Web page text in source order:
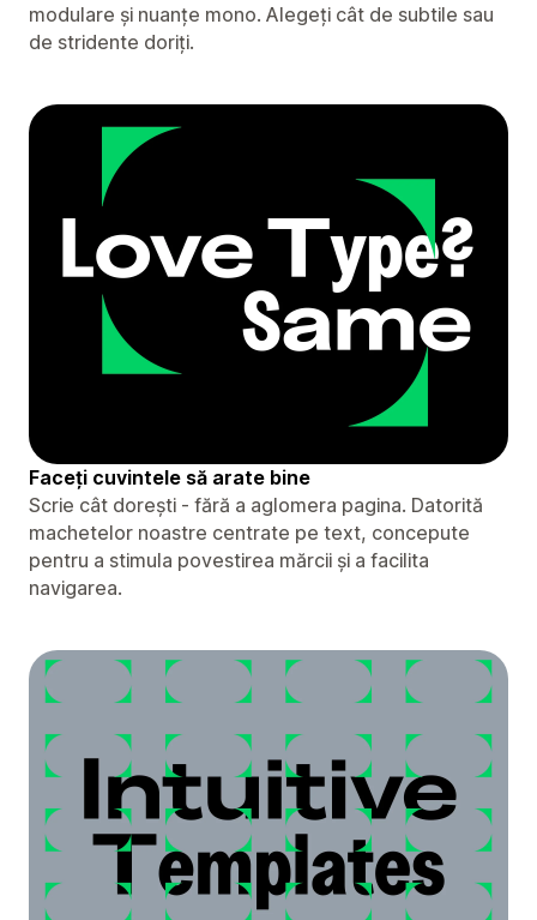
modulare și nuanțe mono. Alegeți cât de subtile sau
de stridente doriți.
Faceți cuvintele să arate bine
Scrie cât dorești - fără a aglomera pagina. Datorită
machetelor noastre centrate pe text, concepute
pentru a stimula povestirea mărcii și a facilita
navigarea.